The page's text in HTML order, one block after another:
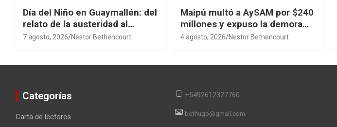
Día del Niño en Guaymallén: del
relato de la austeridad al
derroche de $74 millones
7 agosto, 2026 Nestor Bethencourt
Maipú multó a AySAM por $240
millones y expuso la demora
cloacal en Guaymallén
4 agosto, 2026 Nestor Bethencourt
Categorías
Carta de lectores
+5492612327760
bethugo@gmail.com